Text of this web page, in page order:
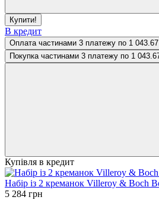
Купити!
В кредит
Оплата частинами 3 платежу по 1 043.67
Покупка частинами 3 платежу по 1
Купівля в кредит
Набір із 2 креманок Villeroy & Boch
5 284 грн